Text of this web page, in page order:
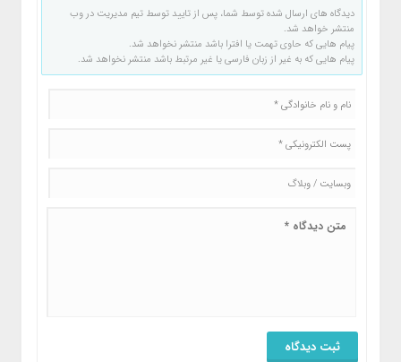
دیدگاه های ارسال شده توسط شما، پس از تایید توسط تیم مدیریت در وب
منتشر خواهد شد.
پیام هایی که حاوی تهمت یا افترا باشد منتشر نخواهد شد.
پیام هایی که به غیر از زبان فارسی یا غیر مرتبط باشد منتشر نخواهد شد.